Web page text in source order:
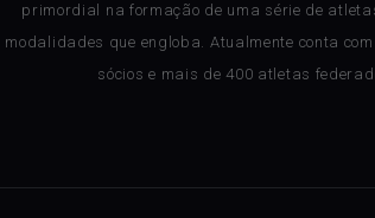
primordial na formação de uma série de
modalidades que engloba. Atualmente conta
sócios e mais de 400 atletas